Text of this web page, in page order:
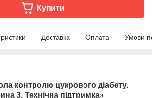
Купити
Доставка Оплата Умови
контролю цукрового діабету.
3. Технічна підтримка»